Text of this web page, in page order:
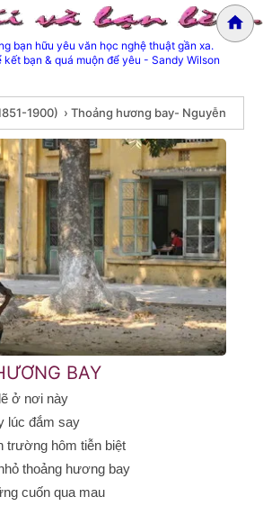
bạn hữu yêu văn học nghệ thuật gần xa.
kết bạn & quá muộn để yêu - Sandy Wilson
1900) › Thoảng hương bay- Nguyễn
bay- Nguyễn
BAY
ở nơi này
lúc đắm say
trường hôm tiễn biệt
thoảng hương bay
cuốn qua mau